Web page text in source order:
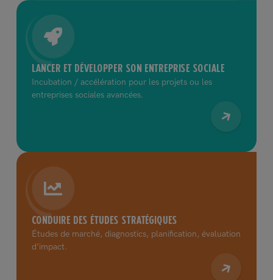
LANCER ET DÉVELOPPER SON ENTREPRISE SOCIALE
Incubation / accélération pour les projets ou les
entreprises sociales avancées.
CONDUIRE DES ÉTUDES STRATÉGIQUES
Études de marché, diagnostics, planification, évaluation
d’impact.